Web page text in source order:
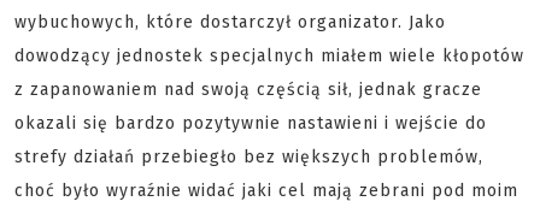
wybuchowych, które dostarczył organizator. Jako
dowodzący jednostek specjalnych miałem wiele kłopotów
z zapanowaniem nad swoją częścią sił, jednak gracze
okazali się bardzo pozytywnie nastawieni i wejście do
strefy działań przebiegło bez większych problemów,
choć było wyraźnie widać jaki cel mają zebrani pod moim